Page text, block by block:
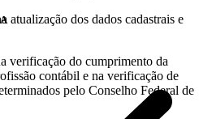
atualização dos dados cadastrais e
verificação do cumprimento da
contábil e na verificação de
pelo Conselho Federal de